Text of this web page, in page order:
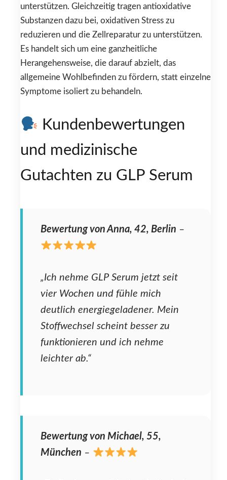
unterstützen. Gleichzeitig tragen antioxidative
Substanzen dazu bei, oxidativen Stress zu
reduzieren und die Zellreparatur zu unterstützen.
Es handelt sich um eine ganzheitliche
Herangehensweise, die darauf abzielt, das
allgemeine Wohlbefinden zu fördern, statt einzelne
Symptome isoliert zu behandeln.
Kundenbewertungen
und medizinische
Gutachten zu GLP Serum
Bewertung von Anna, 42, Berlin –
„Ich nehme GLP Serum jetzt seit
vier Wochen und fühle mich
deutlich energiegeladener. Mein
Stoffwechsel scheint besser zu
funktionieren und ich nehme
leichter ab.“
Bewertung von Michael, 55,
München –